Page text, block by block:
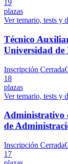
19
plazas
Ver temario, tests y
Técnico
Universidad de
Inscripción Cerrada
18
plazas
Ver temario, tests y
Administrativo
de
Inscripción Cerrada
17